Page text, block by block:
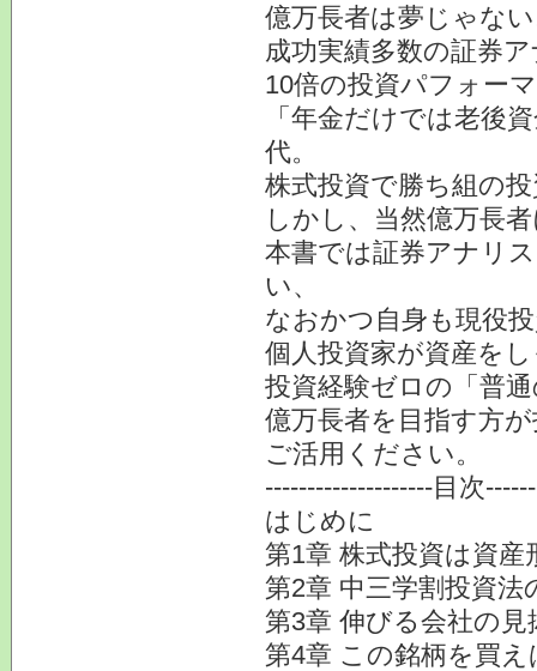
億万長者は夢じゃな
成功実績多数の証券
10倍の投資パフォー
「年金だけでは老後
代。
株式投資で勝ち組の
しかし、当然億万長
本書では証券アナリ
い、
なおかつ自身も現役
個人投資家が資産を
投資経験ゼロの「普
億万長者を目指す方
ご活用ください。
--------------------目次
はじめに
第1章 株式投資は資
第2章 中三学割投資
第3章 伸びる会社の
第4章 この銘柄を買